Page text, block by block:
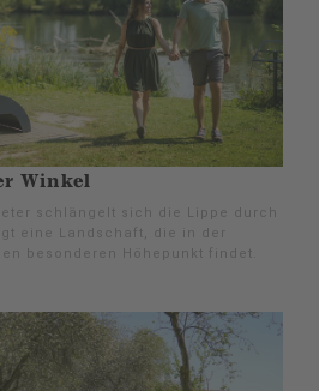
Winkel
schlängelt sich die Lippe durch
eine Landschaft, die in der
besonderen Höhepunkt findet.